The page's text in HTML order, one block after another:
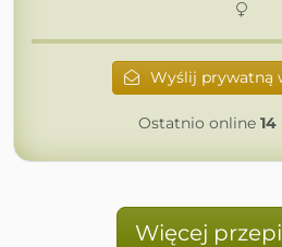
Wyślij prywatną
Ostatnio online
Więcej